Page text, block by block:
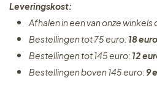
Leveringskost:
Afhalen in een van onze
Bestellingen tot 75 euro: 18
Bestellingen tot 145 euro: 12
Bestellingen boven 145 euro: 9